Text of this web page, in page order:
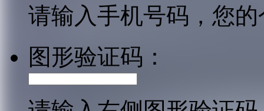
请输入手机号码，您
图形验证码：